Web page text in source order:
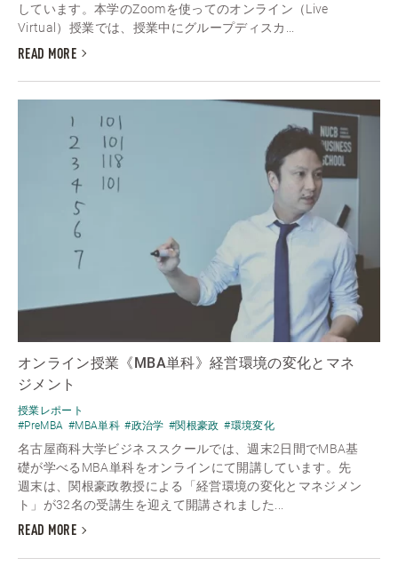
しています。本学のZoomを使ってのオンライン（Live
Virtual）授業では、授業中にグループディスカ...
READ MORE
オンライン授業《MBA単科》経営環境の変化とマネ
ジメント
授業レポート
#PreMBA #MBA単科 #政治学 #関根豪政 #環境変化
名古屋商科大学ビジネススクールでは、週末2日間でMBA基
礎が学べるMBA単科をオンラインにて開講しています。先
週末は、関根豪政教授による「経営環境の変化とマネジメン
ト」が32名の受講生を迎えて開講されました...
READ MORE